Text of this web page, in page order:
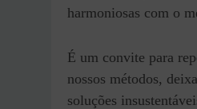
harmoniosas com o
É um convite para
nossos métodos,
soluções